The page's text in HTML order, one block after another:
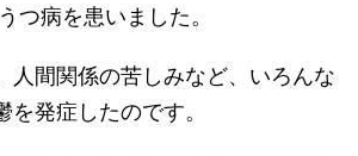
つ病を患いました。
人間関係の苦しみなど、いろんな
を発症したのです。